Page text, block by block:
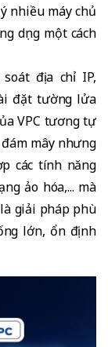
nhiều máy chủ
dụng một cách
địa chỉ IP,
đặt tường lửa
VPC tương tự
mây nhưng
các tính năng
ảo hóa,... mà
giải pháp phù
lớn, ổn định